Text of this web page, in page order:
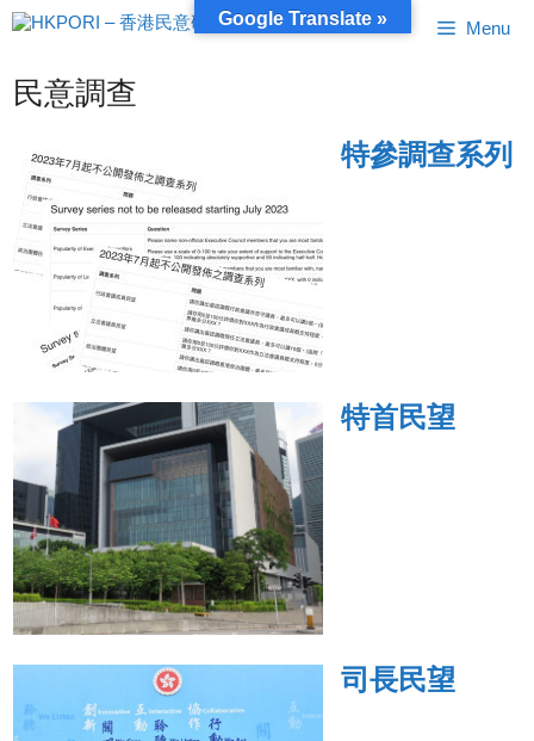
跳
至
容
Menu
民意調查
特參調查系列
特首民望
司長民望
Google Translate »